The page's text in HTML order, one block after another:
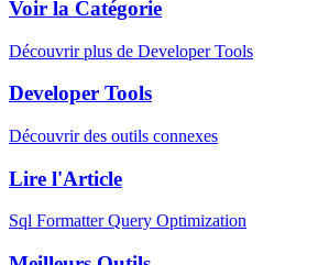
Voir la Catégorie
Découvrir plus de Developer Tools
Developer Tools
Découvrir des outils connexes
Lire l'Article
Sql Formatter Query Optimization